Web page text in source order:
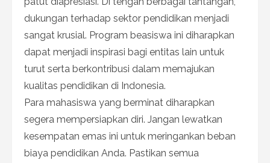
dukungan terhadap sektor pendidikan menjadi
sangat krusial. Program beasiswa ini diharapkan
dapat menjadi inspirasi bagi entitas lain untuk
turut serta berkontribusi dalam memajukan
kualitas pendidikan di Indonesia.
Para mahasiswa yang berminat diharapkan
segera mempersiapkan diri. Jangan lewatkan
kesempatan emas ini untuk meringankan beban
biaya pendidikan Anda. Pastikan semua